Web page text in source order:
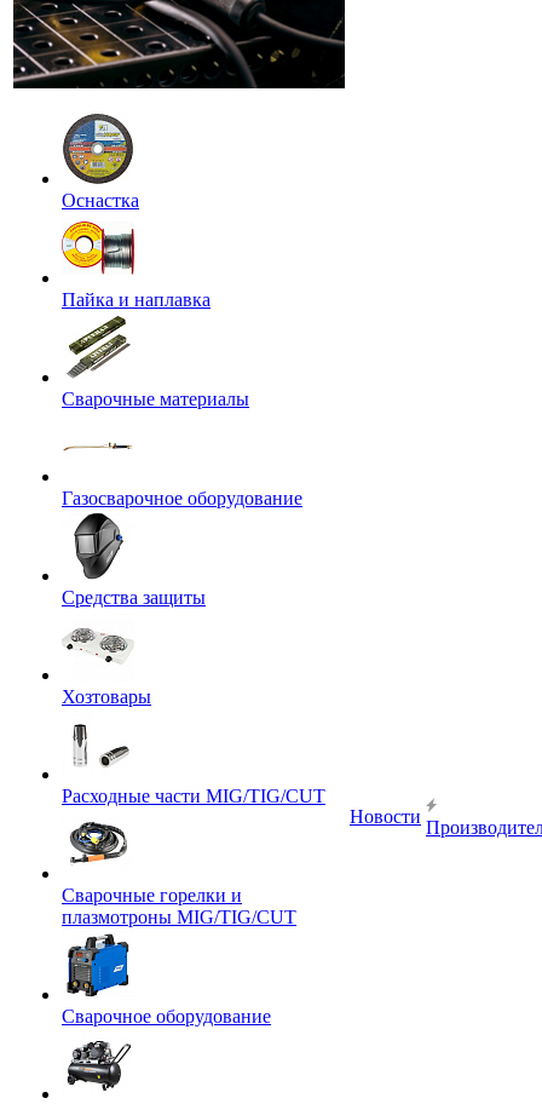
Оснастка
Пайка и наплавка
Сварочные материалы
Газосварочное оборудование
Средства защиты
Хозтовары
Расходные части MIG/TIG/CUT
Сварочные горелки и
плазмотроны MIG/TIG/CUT
Сварочное оборудование
Новости